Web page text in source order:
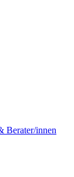
Berater/innen